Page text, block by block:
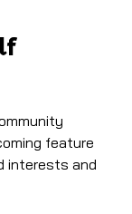
feature
interests and